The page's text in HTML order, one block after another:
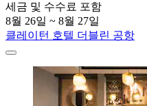
세금 및 수수료 포함
8월 26일 ~ 8월 27일
클레이턴 호텔 더블린 공항